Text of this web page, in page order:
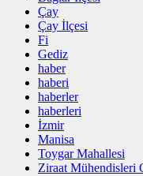
Çay
Çay İlçesi
Fi
Gediz
haber
haberi
haberler
haberleri
İzmir
Manisa
Toygar Mahallesi
Ziraat Mühendisleri